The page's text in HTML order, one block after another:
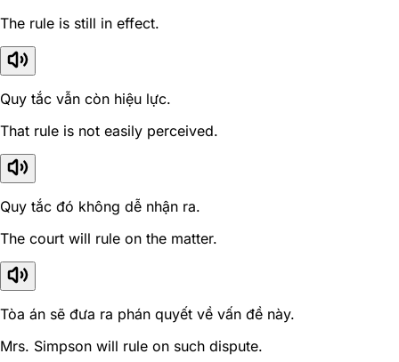
The rule is still in effect.
Quy tắc vẫn còn hiệu lực.
That rule is not easily perceived.
Quy tắc đó không dễ nhận ra.
The court will rule on the matter.
Tòa án sẽ đưa ra phán quyết về vấn đề này.
Mrs. Simpson will rule on such dispute.